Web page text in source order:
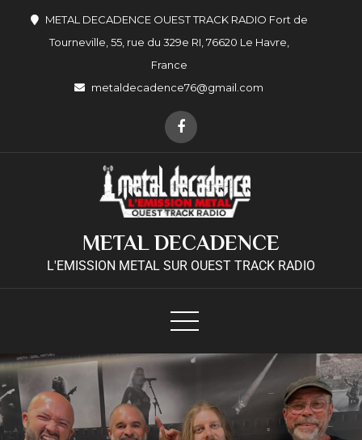
METAL DECADENCE OUEST TRACK RADIO Fort de
Tourneville, 55, rue du 329e RI, 76620 Le Havre,
France
metaldecadence76@gmail.com
METAL DECADENCE
L'EMISSION METAL SUR OUEST TRACK RADIO